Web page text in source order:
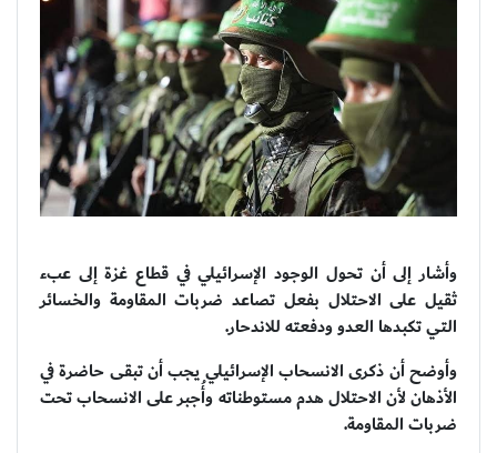
وأشار إلى أن تحول الوجود الإسرائيلي في قطاع غزة إلى عبء
ثقيل على الاحتلال بفعل تصاعد ضربات المقاومة والخسائر
التي تكبدها العدو ودفعته للاندحار.
وأوضح أن ذكرى الانسحاب الإسرائيلي يجب أن تبقى حاضرة في
الأذهان لأن الاحتلال هدم مستوطناته وأُجبر على الانسحاب تحت
ضربات المقاومة.